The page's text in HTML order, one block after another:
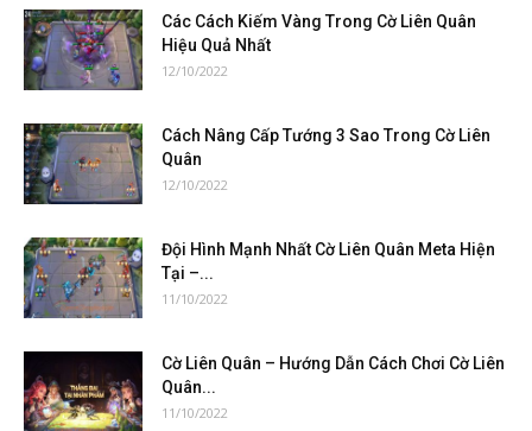
Các Cách Kiếm Vàng Trong Cờ Liên Quân
Hiệu Quả Nhất
12/10/2022
Cách Nâng Cấp Tướng 3 Sao Trong Cờ Liên
Quân
12/10/2022
Đội Hình Mạnh Nhất Cờ Liên Quân Meta Hiện
Tại –...
11/10/2022
Cờ Liên Quân – Hướng Dẫn Cách Chơi Cờ Liên
Quân...
11/10/2022